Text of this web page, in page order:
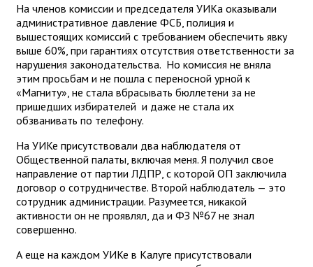
На членов комиссии и председателя УИКа оказывали
административное давление ФСБ, полиция и
вышестоящих комиссий с требованием обеспечить явку
выше 60%, при гарантиях отсутствия ответственности за
нарушения законодательства. Но комиссия не вняла
этим просьбам и не пошла с переносной урной к
«Магниту», не стала вбрасывать бюллетени за не
пришедших избирателей и даже не стала их
обзванивать по телефону.
На УИКе присутствовали два наблюдателя от
Общественной палаты, включая меня. Я получил свое
направление от партии ЛДПР, с которой ОП заключила
договор о сотрудничестве. Второй наблюдатель — это
сотрудник администрации. Разумеется, никакой
активности он не проявлял, да и ФЗ №67 не знал
совершенно.
А еще на каждом УИКе в Калуге присутствовали